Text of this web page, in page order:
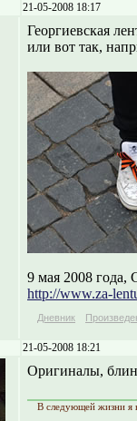
21-05-2008 18:17
Георгиевская
или вот так,
9 мая 2008 года,
http://www.za-
Дневник
21-05-2008 18:21
Оригиналы,
В следующей жизни я